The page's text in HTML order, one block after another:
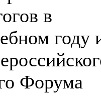
в
году
Форума